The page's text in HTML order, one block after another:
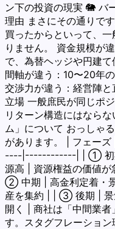
ン下の投資の現実 🐘 バ
理由 まさにその通りで
買ったからといって、
りません。 資金規模が
で、為替ヘッジや円建
間軸が違う：10〜20年
交渉力が違う：経営陣
立場 一般庶民が同じポ
リターン構造にはなら
ム」について おっしゃ
があります。 | フェー
----|------------| | ① 初期
源高 | 資源権益の価値が
② 中期 | 高金利定着・
産を集約 | | ③ 後期 | 景
開く | 商社は「中間業
す。スタグフレーショ